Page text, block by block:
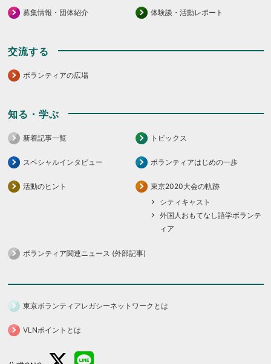
募集情報・団体紹介 体験談・活動レポート
交流する
ボランティアの広場
知る・学ぶ
新着記事一覧 トピックス
スペシャルインタビュー ボランティアはじめの一歩
活動のヒント
東京2020大会の軌跡
シティキャスト
外国人おもてなし語学ボランテ
ィア
ボランティア関連ニュース (外部記事)
東京ボランティアレガシーネットワークとは
VLNポイントとは